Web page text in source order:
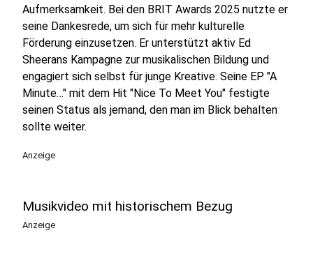
Aufmerksamkeit. Bei den BRIT Awards 2025 nutzte er
seine Dankesrede, um sich für mehr kulturelle
Förderung einzusetzen. Er unterstützt aktiv Ed
Sheerans Kampagne zur musikalischen Bildung und
engagiert sich selbst für junge Kreative. Seine EP "A
Minute…" mit dem Hit "Nice To Meet You" festigte
seinen Status als jemand, den man im Blick behalten
sollte weiter.
Anzeige
Musikvideo mit historischem Bezug
Anzeige